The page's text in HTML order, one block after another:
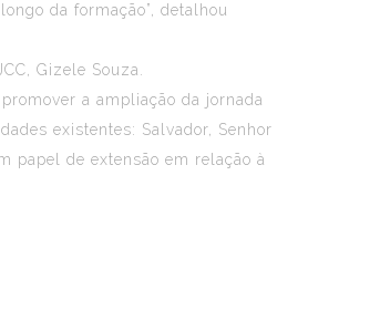
da formação”, detalhou
Gizele Souza.
a ampliação da jornada
existentes: Salvador, Senhor
papel de extensão em relação à